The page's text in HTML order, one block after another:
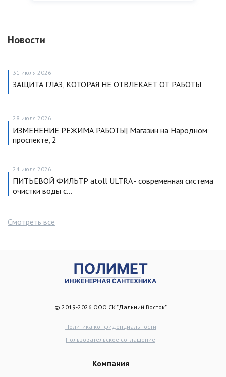
Новости
31 июля 2026
ЗАЩИТА ГЛАЗ, КОТОРАЯ НЕ ОТВЛЕКАЕТ ОТ РАБОТЫ
28 июля 2026
ИЗМЕНЕНИЕ РЕЖИМА РАБОТЫ| Магазин на Народном
проспекте, 2
24 июля 2026
ПИТЬЕВОЙ ФИЛЬТР atoll ULTRA - современная система
очистки воды с…
Смотреть все
© 2019-2026 ООО СК "Дальний Восток"
Политика конфиденциальности
Пользовательское соглашение
Компания